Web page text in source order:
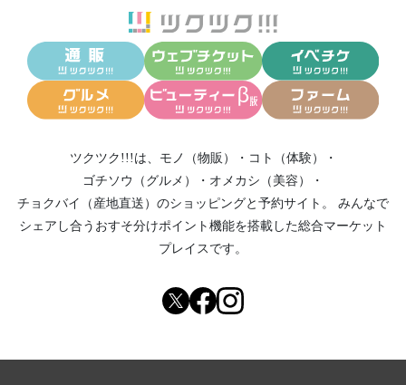
ツクツク!!!は、 モノ（物販） ・ コト（体験）
・
ゴチソウ（グルメ）
・ オメカシ（美容）
・
チョクバイ（産地直送） のショッピングと予約サイト。
みんなで
シェアし合う おすそ分けポイント機能を搭載した総合マーケット
プレイスです。